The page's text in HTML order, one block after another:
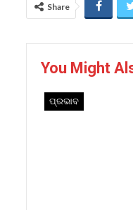
Share
You Might
ପ୍ରଭାବ